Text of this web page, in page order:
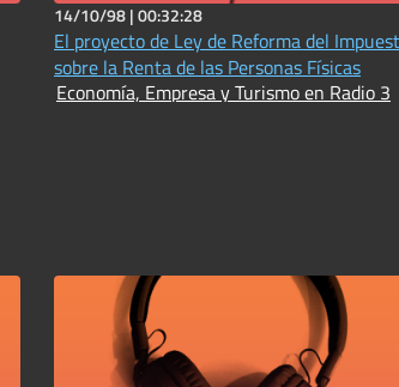
14/10/98 |00:32:28
El proyecto de Ley de Reforma del
sobre la Renta de las Personas Físicas
Economía, Empresa y Turismo en Radio 3